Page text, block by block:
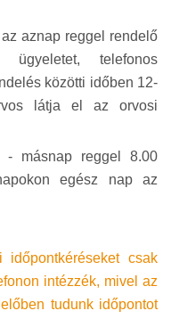
aznap reggel rendelő
telefonos
közötti időben 12-
látja el az orvosi
- másnap reggel 8.00
egész nap az
csak
intézzék, mivel az
tudunk időpontot